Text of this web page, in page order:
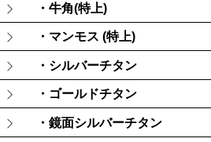
・牛角(特上)
・マンモス (特上)
・シルバーチタン
・ゴールドチタン
・鏡面シルバーチタン